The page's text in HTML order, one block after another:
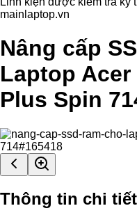
mainlaptop.vn
Nâng cấp
Laptop
Plus Spin
Thông tin chi tiết